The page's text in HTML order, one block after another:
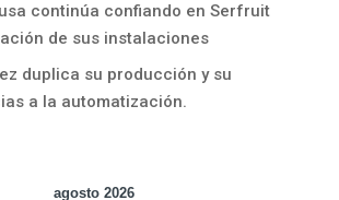
continúa confiando en Serfruit
de sus instalaciones
duplica su producción y su
a la automatización.
agosto 2026